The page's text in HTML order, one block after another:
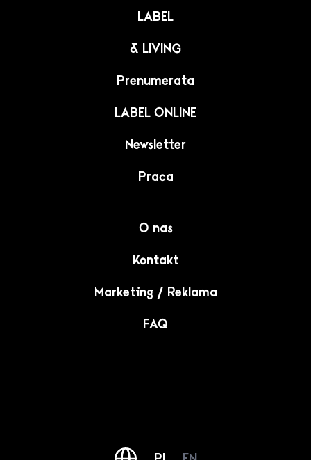
LABEL
& LIVING
Prenumerata
LABEL ONLINE
Newsletter
Praca
O nas
Kontakt
Marketing / Reklama
FAQ